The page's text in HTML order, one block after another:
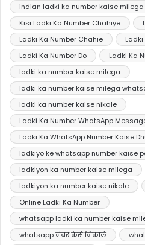
indian ladki ka number kaise milega
Kisi Ladki Ka Number Chahiye
Ladki Ka Number Chahie
Ladki
Ladki Ka Number Do
Ladki Ka
ladki ka number kaise milega
ladki ka number kaise milega
ladki ka number kaise nikale
Ladki Ka Number WhatsApp
Ladki Ka WhatsApp Number Kaise
ladkiyo ke whatsapp number kaise
ladkiyon ka number kaise milega
ladkiyon ka number kaise nikale
Online Ladki Ka Number
whatsapp ladki ka number kaise
whatsapp नंबर कैसे निकाले